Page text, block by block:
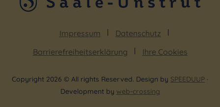
Impressum
Datenschutz
Barrierefreiheitserklärung
Ihre Cookies
Copyright 2026 © All rights Reserved. Design by SPEEDUUP ·
Development by web-crossing